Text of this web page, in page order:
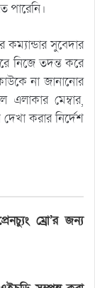
পারেনি।
কম্যান্ডার সুবেদার
নিজে তদন্ত করে
না জানানোর
মেম্বার,
করার নির্দেশ
ম্রো’র জন্য